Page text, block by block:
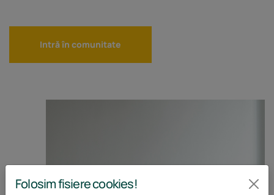
Intră în comunitate
Folosim fisiere cookies!